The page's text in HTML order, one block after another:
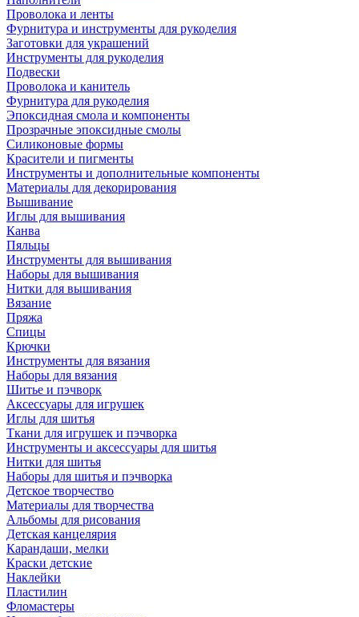
Проволока и ленты
Фурнитура и инструменты для рукоделия
Заготовки для украшений
Инструменты для рукоделия
Подвески
Проволока и канитель
Фурнитура для рукоделия
Эпоксидная смола и компоненты
Прозрачные эпоксидные смолы
Силиконовые формы
Красители и пигменты
Инструменты и дополнительные компоненты
Материалы для декорирования
Вышивание
Иглы для вышивания
Канва
Пяльцы
Инструменты для вышивания
Наборы для вышивания
Нитки для вышивания
Вязание
Пряжа
Спицы
Крючки
Инструменты для вязания
Наборы для вязания
Шитье и пэчворк
Аксессуары для игрушек
Иглы для шитья
Ткани для игрушек и пэчворка
Инструменты и аксессуары для шитья
Нитки для шитья
Наборы для шитья и пэчворка
Детское творчество
Материалы для творчества
Альбомы для рисования
Детская канцелярия
Карандаши, мелки
Краски детские
Наклейки
Пластилин
Фломастеры